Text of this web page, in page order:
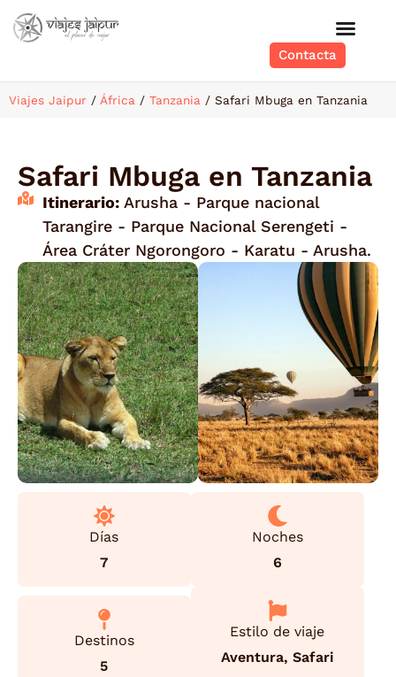
Contacta
Viajes Jaipur / África / Tanzania / Safari Mbuga en Tanzania
Safari Mbuga en Tanzania
Itinerario: Arusha - Parque nacional
Tarangire - Parque Nacional Serengeti -
Área Cráter Ngorongoro - Karatu - Arusha.
Días
7
Noches
6
Destinos
5
Estilo de viaje
Aventura, Safari